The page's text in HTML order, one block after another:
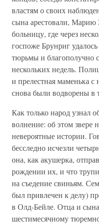
властям о своих
сына арестовали, Марию
больницу, где через
госпоже Брунриг
тюрьмы и благополучно
нескольких недель.
и прелестная маменька
снова были водворены в
Как только народ узнал
волнение: об этом звере
невероятные истории.
бесследно исчезли
она, как акушерка,
рождении их, и что
на съедение свиньям.
был привлечен к делу)
в Олд-Бейле. Отца и
шестимесячному